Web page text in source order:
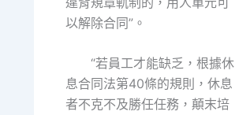
以解除合同”。
“若員工才能缺乏，根據休
息合同法第40條的規則，休息
者不克不及勝任任務，顛末培